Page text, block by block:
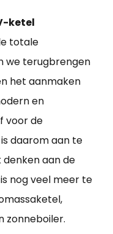
ketel
totale
we terugbrengen
het aanmaken
en
voor de
daarom aan te
denken aan de
nog veel meer te
zonneboiler.